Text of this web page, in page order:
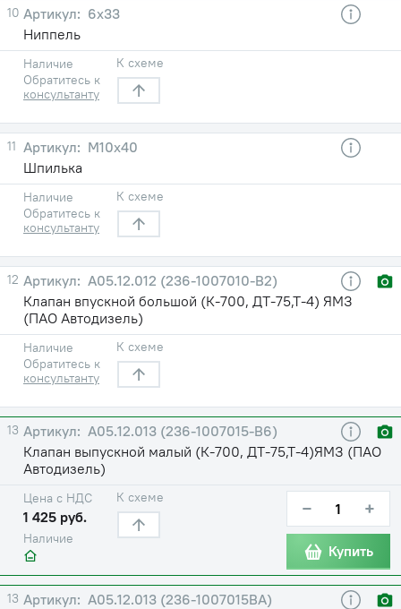
10
6x33
Ниппель
Наличие
Обратитесь к
консультанту
К схеме
11
М10x40
Шпилька
Наличие
Обратитесь к
консультанту
К схеме
12
А05.12.012 (236-1007010-В2)
Клапан впускной большой (К-700, ДТ-75,Т-4) ЯМЗ
(ПАО Автодизель)
Наличие
Обратитесь к
консультанту
К схеме
13
А05.12.013 (236-1007015-В6)
Клапан выпускной малый (К-700, ДТ-75,Т-4)ЯМЗ (ПАО
Автодизель)
Наличие
Цена с НДС
1 425 руб.
К схеме − +
Купить
13
А05.12.013 (236-1007015ВА)